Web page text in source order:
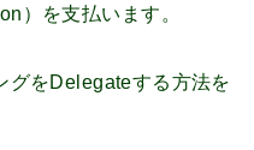
）を支払います。
グをDelegateする方法を